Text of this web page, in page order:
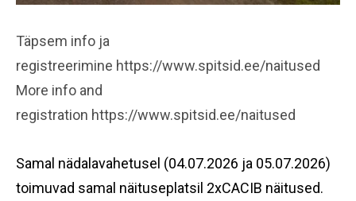
Täpsem info ja
registreerimine https://www.spitsid.ee/naitused
More info and
registration https://www.spitsid.ee/naitused
Samal nädalavahetusel (04.07.2026 ja 05.07.2026)
toimuvad samal näituseplatsil 2xCACIB näitused.